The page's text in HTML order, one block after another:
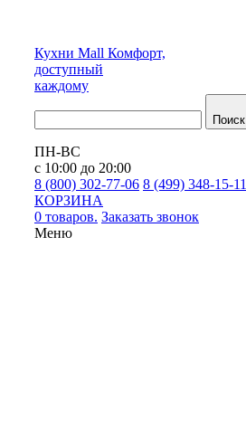
Кухни Mall Комфорт,
доступный
каждому
Поиск
ПН-ВС
с 10:00 до 20:00
8 (800) 302-77-06 8 (499) 348-15-11
КОРЗИНА
0 товаров. Заказать звонок
Меню